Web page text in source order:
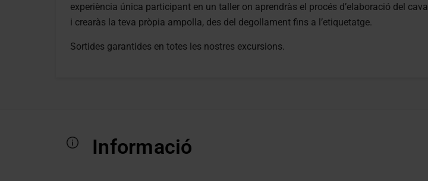
experiència única participant en un taller on aprendràs el procés d’elaboració del cava
i crearàs la teva pròpia ampolla, des del degollament fins a l’etiquetatge.
Sortides garantides en totes les nostres excursions.
Informació